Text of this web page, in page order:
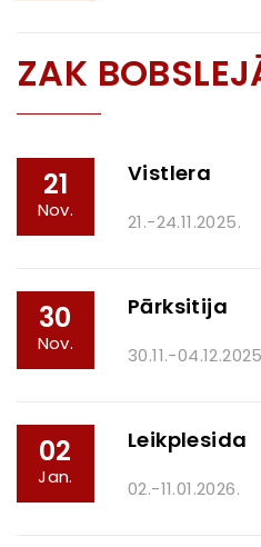
ZAK
21
Nov.
Vistlera
21.-24.11.2025.
30
Nov.
Pārksitija
30.11.-
02
Jan.
Leikplesida
02.-11.01.2026.